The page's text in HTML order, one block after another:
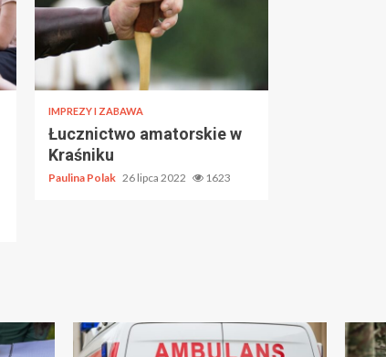
IMPREZY I ZABAWA
Łucznictwo amatorskie w
Kraśniku
Paulina Polak 26 lipca 2022 1623